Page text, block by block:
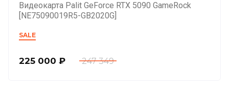
Видеокарта Palit GeForce RTX 5090 GameRock
[NE75090019R5-GB2020G]
SALE
247 349
225 000 ₽